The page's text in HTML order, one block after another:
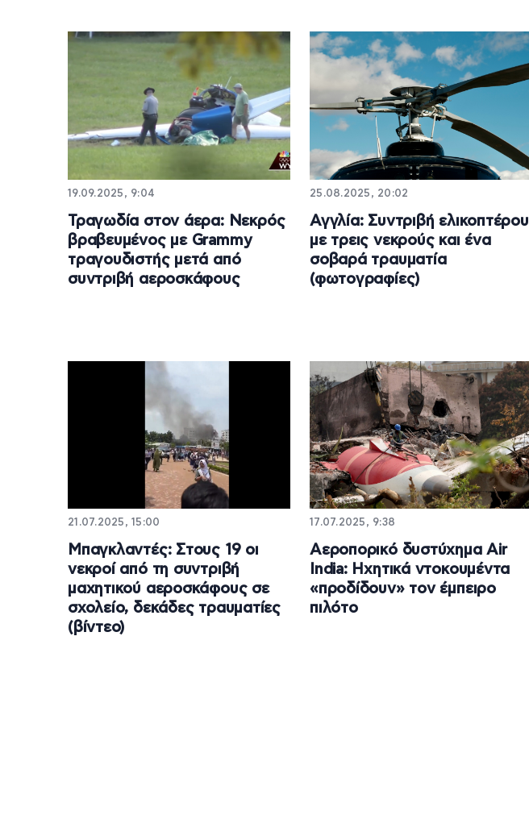
19.09.2025, 9:04
Τραγωδία στον άερα: Νεκρός
βραβευμένος με Grammy
τραγουδιστής μετά από
συντριβή αεροσκάφους
25.08.2025, 20:02
Αγγλία: Συντριβή ελικοπτέρου
με τρεις νεκρούς και ένα
σοβαρά τραυματία
(φωτογραφίες)
21.07.2025, 15:00
Μπαγκλαντές: Στους 19 οι
νεκροί από τη συντριβή
μαχητικού αεροσκάφους σε
σχολείο, δεκάδες τραυματίες
(βίντεο)
17.07.2025, 9:38
Αεροπορικό δυστύχημα Air
India: Ηχητικά ντοκουμέντα
«προδίδουν» τον έμπειρο
πιλότο